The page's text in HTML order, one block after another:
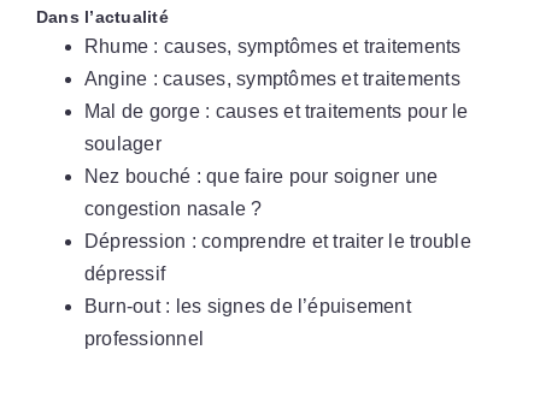
Dans l’actualité
Rhume : causes, symptômes et traitements
Angine : causes, symptômes et traitements
Mal de gorge : causes et traitements pour le
soulager
Nez bouché : que faire pour soigner une
congestion nasale ?
Dépression : comprendre et traiter le trouble
dépressif
Burn-out : les signes de l’épuisement
professionnel